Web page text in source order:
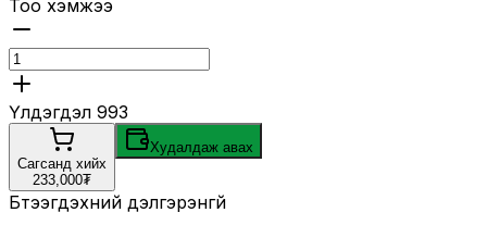
Тоо хэмжээ
Үлдэгдэл 993
Сагсанд хийх
233,000₮
Худалдаж авах
Бүтээгдэхүүний дэлгэрэнгүй